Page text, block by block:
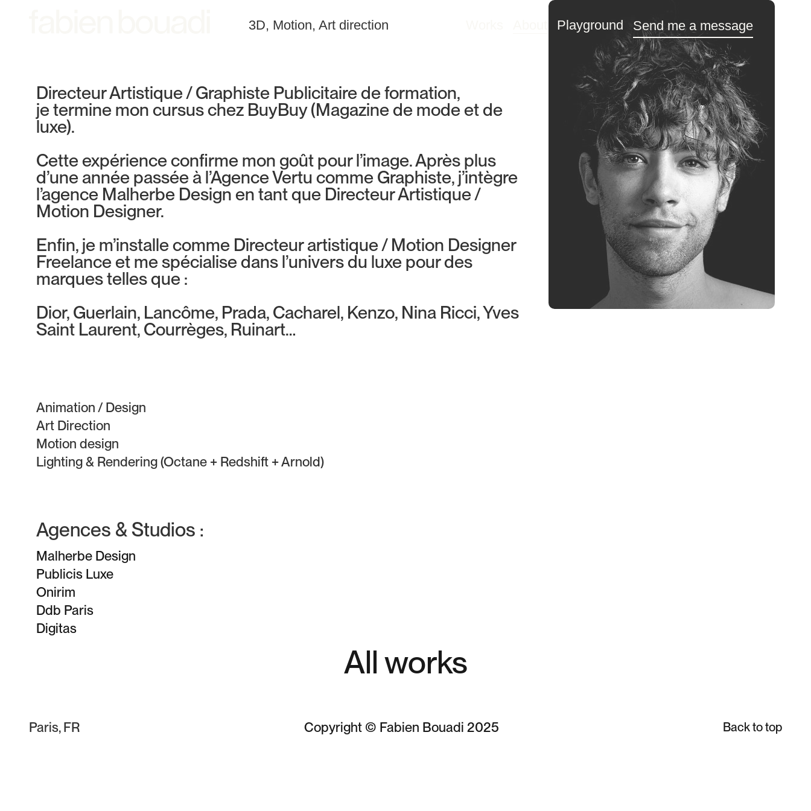
3D, Motion, Art direction Playground Send me a message
Directeur Artistique / Graphiste Publicitaire de formation,
je termine mon cursus chez BuyBuy (Magazine de mode et de
luxe).
Cette expérience confirme mon goût pour l’image. Après plus
d’une année passée à l’Agence Vertu comme Graphiste, j’intègre
l’agence Malherbe Design en tant que Directeur Artistique /
Motion Designer.
Enfin, je m’installe comme Directeur artistique / Motion Designer
Freelance et me spécialise dans l’univers du luxe pour des
marques telles que :
Dior, Guerlain, Lancôme, Prada, Cacharel, Kenzo, Nina Ricci, Yves
Saint Laurent, Courrèges, Ruinart…
Animation / Design
Art Direction
Motion design
Lighting & Rendering (Octane + Redshift + Arnold)
Agences & Studios :
Malherbe Design
Publicis Luxe
Onirim
Ddb Paris
Digitas
All works
Paris, FR Copyright © Fabien Bouadi 2025 Back to top